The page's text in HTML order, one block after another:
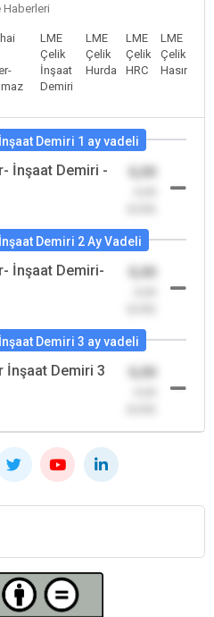
Haberleri
LME
Çelik
İnşaat
Demiri
LME
Çelik
Hurda
LME
Çelik
HRC
LME
Çelik
Hasır
Demiri 1 ay vadeli
İnşaat Demiri -
Demiri 2 Ay Vadeli
İnşaat Demiri-
Demiri 3 ay vadeli
İnşaat Demiri 3